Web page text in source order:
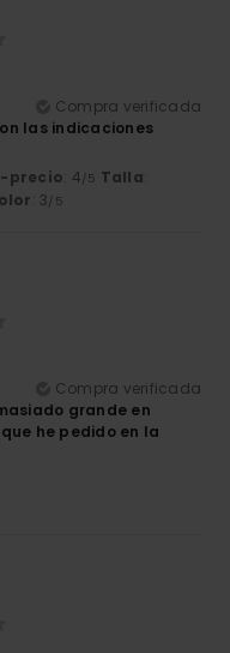
Compra verificada
las indicaciones
precio: 4/5 Talla:
: 3/5
Compra verificada
grande en
he pedido en la